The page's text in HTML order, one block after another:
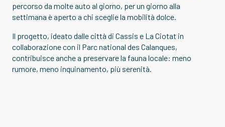
percorso da molte auto al giorno, per un giorno alla
settimana è aperto a chi sceglie la mobilità dolce.
Il progetto, ideato dalle città di Cassis e La Ciotat in
collaborazione con il Parc national des Calanques,
contribuisce anche a preservare la fauna locale: meno
rumore, meno inquinamento, più serenità.